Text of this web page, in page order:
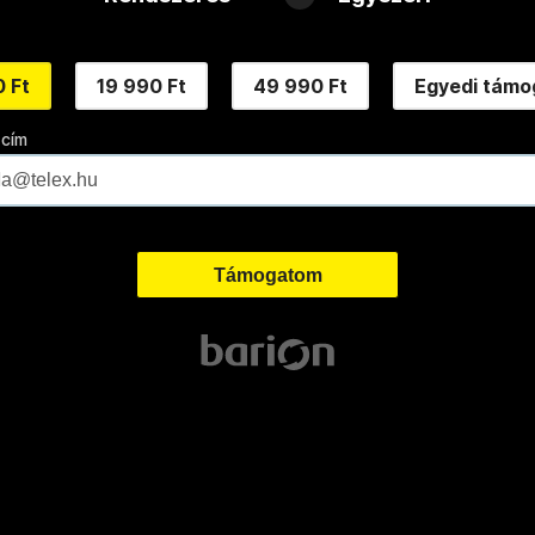
Ft 19 990 Ft 49 990 Ft Egyedi